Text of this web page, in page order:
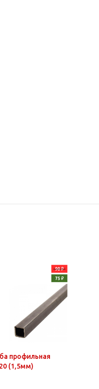
профильная
(1,5мм)